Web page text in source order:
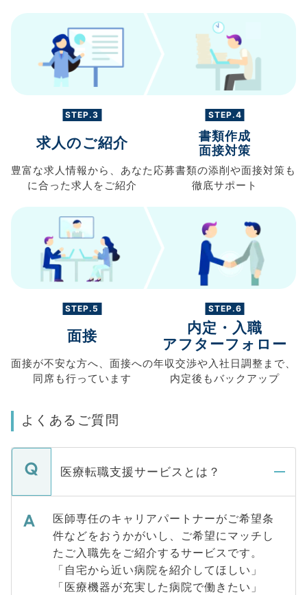
STEP.3
求人のご紹介
豊富な求人情報から、 あなた
に合った求人を ご紹介
STEP.4
書類作成
面接対策
応募書類の添削や面接対策も
徹底サポート
STEP.5
面接
面接が不安な方へ、 面接への
同席も行っています
STEP.6
内定・入職
アフターフォロー
年収交渉や入社日調整まで、
内定後もバックアップ
よくあるご質問
医療転職支援サービスとは？
医師専任のキャリアパートナーがご希望条
件などをおうかがいし、ご希望にマッチし
たご入職先をご紹介するサービスです。
「自宅から近い病院を紹介してほしい」
「医療機器が充実した病院で働きたい」